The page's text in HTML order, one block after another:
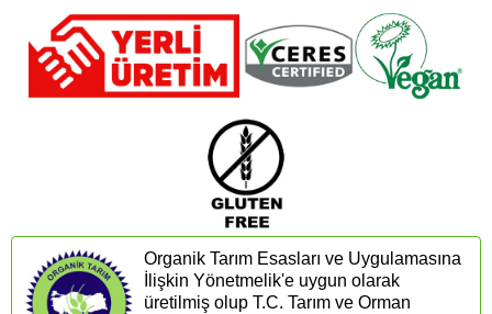
Organik Tarım Esasları ve Uygulamasına
İlişkin Yönetmelik'e uygun olarak
üretilmiş olup T.C. Tarım ve Orman